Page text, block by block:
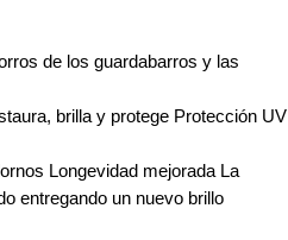
de los guardabarros y las
brilla y protege Protección UV
Longevidad mejorada La
entregando un nuevo brillo